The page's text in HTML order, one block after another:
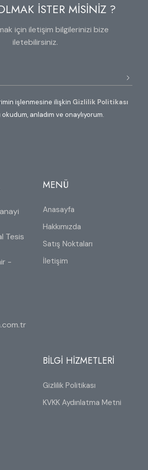
İSTER MİSİNİZ ?
için iletişim bilgilerinizi bize
iletebilirsiniz.
işlenmesine ilişkin Gizlilik Politikası
okudum, anladım ve onaylıyorum.
Tesis
-
MENÜ
Anasayfa
Hakkımızda
Satış Noktaları
İletişim
BİLGİ HİZMETLERİ
Gizlilik Politikası
KVKK Aydınlatma Metni